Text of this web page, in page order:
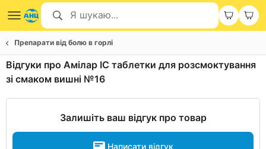
Препарати від болю в горлі
Відгуки про Амілар ІС таблетки для розсмоктування
зі смаком вишні №16
Залишіть ваш відгук про товар
Написати відгук